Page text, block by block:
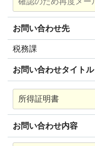
お問い合わせ先
税務課
お問い合わせタイトル
お問い合わせ内容